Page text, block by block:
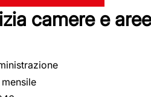
camere e aree
mensile